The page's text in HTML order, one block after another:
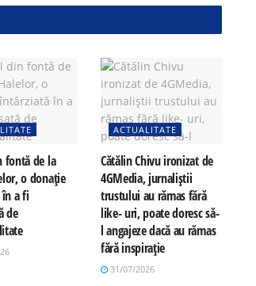
fontă de la
o donație
a fi
de
ACTUALITATE
Cătălin Chivu ironizat de
4GMedia, jurnaliștii
trustului au rămas fără
like- uri, poate doresc să-
l angajeze dacă au rămas
fără inspirație
31/07/2026